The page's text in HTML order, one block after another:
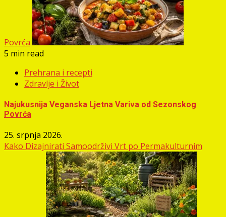
Povrća
5 min read
Prehrana i recepti
Zdravlje i Život
Najukusnija Veganska Ljetna Variva od Sezonskog
Povrća
25. srpnja 2026.
Kako Dizajnirati Samoodrživi Vrt po Permakulturnim